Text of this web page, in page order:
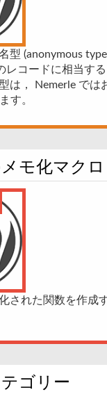
型 (anonymous
レコードに相当する
は， Nemerle では
す。
モ化マクロ
された関数を作成
ゴリー